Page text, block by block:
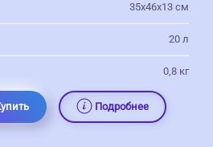
35х46х13 см
20 л
0,8 кг
Подробнее